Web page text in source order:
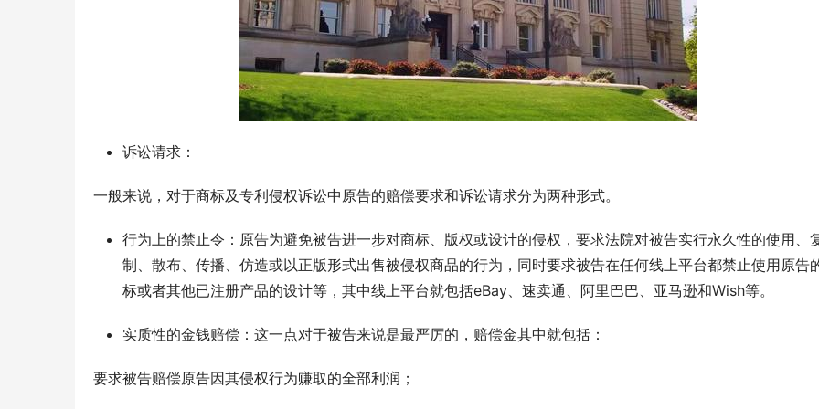
诉讼请求：
一般来说，对于商标及专利侵权诉讼中原告的赔偿要求和诉讼请求分为两种形式。
行为上的禁止令：原告为避免被告进一步对商标、版权或设计的侵权，要求法院对被告实行永久性的使用、
制、散布、传播、仿造或以正版形式出售被侵权商品的行为，同时要求被告在任何线上平台都禁止使用原告
标或者其他已注册产品的设计等，其中线上平台就包括eBay、速卖通、阿里巴巴、亚马逊和Wish等。
实质性的金钱赔偿：这一点对于被告来说是最严厉的，赔偿金其中就包括：
要求被告赔偿原告因其侵权行为赚取的全部利润；